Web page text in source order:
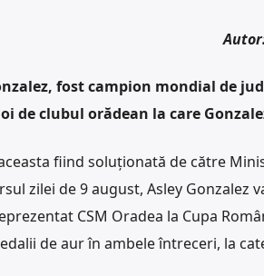
fost campion mondial de
de clubul orădean la care
fiind soluționată de către
zilei de 9 august, Asley Gonzalez
CSM Oradea la Cupa
de aur în ambele întreceri, la